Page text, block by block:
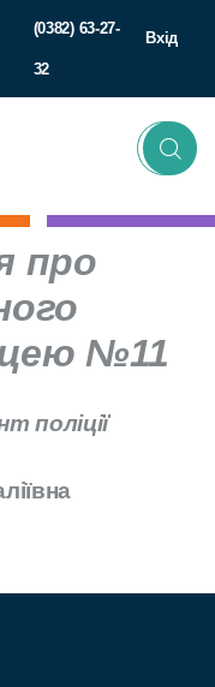
(0382) 63-27-
32
Вхід
про
№11
поліції